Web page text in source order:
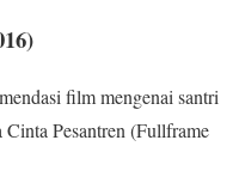
film mengenai santri
Pesantren (Fullframe